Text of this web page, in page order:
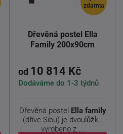
zdarma
Dřevěná postel Ella
Family 200x90cm
od 10 814 Kč
Dodáváme do 1-3 týdnů
Dřevěná postel Ella family
(dříve Sibu) je dvoulůžko
vyrobeno z ...